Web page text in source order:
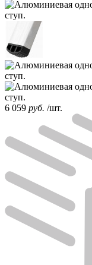
6 059 руб. /шт.